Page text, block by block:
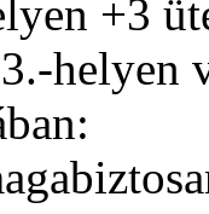
+3
helyen